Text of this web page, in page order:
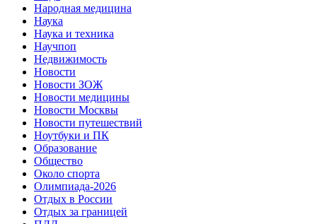
Народная медицина
Наука
Наука и техника
Научпоп
Недвижимость
Новости
Новости ЗОЖ
Новости медицины
Новости Москвы
Новости путешествий
Ноутбуки и ПК
Образование
Общество
Около спорта
Олимпиада-2026
Отдых в России
Отдых за границей